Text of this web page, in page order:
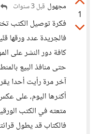
1
مجهول قبل 3 سنوات
فكرة توصيل الكتب
فالجريدة عدد ورقها
كافة دور النشر على
حتى منافذ البيع
آخر مرة رأيت أحدا
أكثرها اليوم، على
متعته في الكتب
فالكتاب قد يطول